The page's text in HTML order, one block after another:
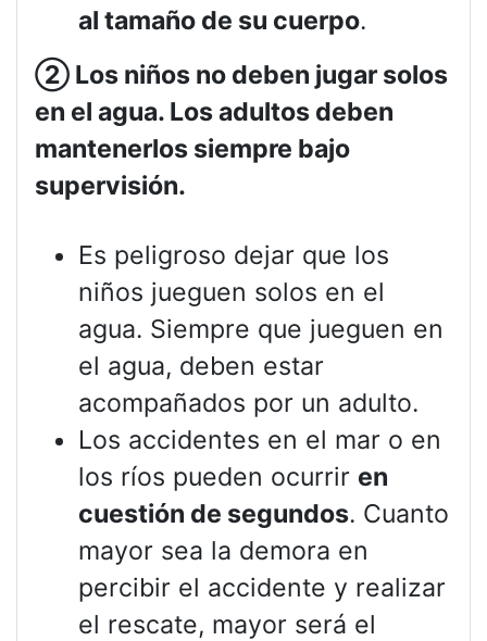
al tamaño de su cuerpo.
② Los niños no deben jugar solos
en el agua. Los adultos deben
mantenerlos siempre bajo
supervisión.
Es peligroso dejar que los
niños jueguen solos en el
agua. Siempre que jueguen en
el agua, deben estar
acompañados por un adulto.
Los accidentes en el mar o en
los ríos pueden ocurrir en
cuestión de segundos. Cuanto
mayor sea la demora en
percibir el accidente y realizar
el rescate, mayor será el